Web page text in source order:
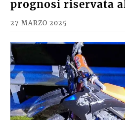
prognosi riservata
27 MARZO 2025